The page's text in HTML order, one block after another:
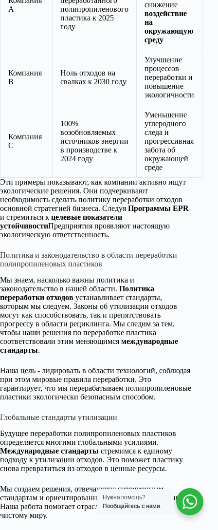
A
полипропиленового
пластика к 2025
году
снижение
воздействие
на
окружающую
среду
Компания
B
Ноль отходов на
свалках к 2030 году
Улучшение
процессов
переработки и
повышение
экологичности
Компания
C
100%
возобновляемых
источников энергии
в производстве к
2024 году
Уменьшение
углеродного
следа и
прогрессивная
забота об
окружающей
среде
Эти примеры показывают, как компании активно ищут
экологические решения. Они подчеркивают
необходимость сделать политику переработки отходов
основной стратегией бизнеса. Следуя Программы EPR
и стремиться к целевые показатели
устойчивостиПредприятия проявляют настоящую
экологическую ответственность.
Политика и законодательство в области переработки
полипропиленовых пластиков
Мы знаем, насколько важны политика и
законодательство в нашей области. Политика
переработки отходов устанавливает стандарты,
которым мы следуем. Законы об утилизации отходов
могут как способствовать, так и препятствовать
прогрессу в области рециклинга. Мы следим за тем,
чтобы наши решения по переработке пластика
соответствовали этим меняющимся международные
стандарты.
Наша цель - лидировать в области технологий, соблюдая
при этом мировые правила переработки. Это
гарантирует, что мы перерабатываем полипропиленовые
пластики экологически безопасным способом.
Глобальные стандарты утилизации
Будущее переработки полипропиленовых пластиков
определяется многими глобальными усилиями.
Международные стандарты стремимся к единому
подходу к утилизации отходов. Это поможет пластику
снова превратиться из отходов в ценные ресурсы.
Мы создаем решения, отвечающие современным
стандартам и ориентированные на будущие изменения.
Наша работа помогает отрасли двигаться к более
чистому миру.
Нужна помощь?
Пообщайтесь с нами.